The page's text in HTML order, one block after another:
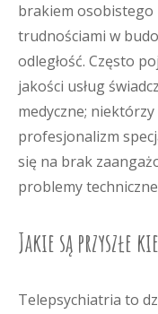
brakiem
trudnościami w
odległość. Często
jakości usług
medyczne;
profesjonalizm
się na brak
problemy
Jakie są przyszłe
Telepsychiatria to